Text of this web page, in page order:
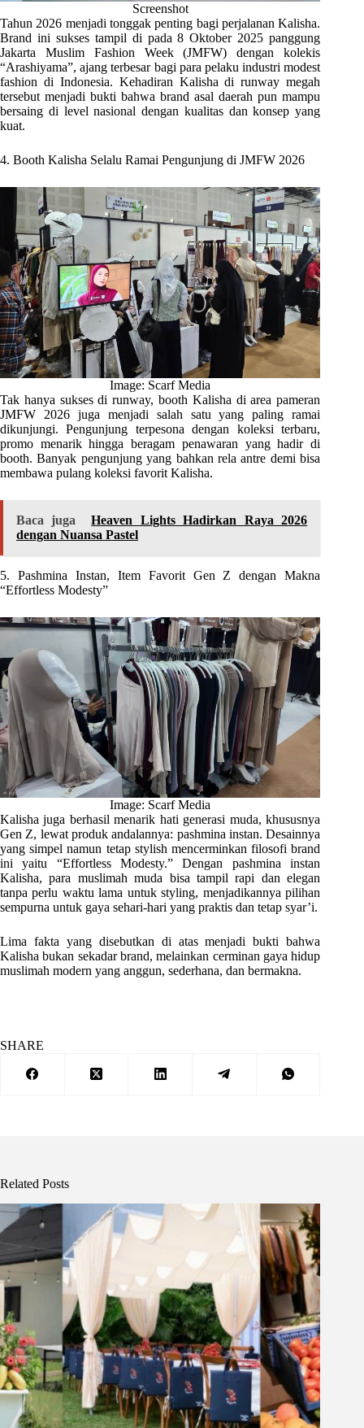
Screenshot
Tahun 2026 menjadi tonggak penting bagi perjalanan Kalisha.
Brand ini sukses tampil di pada 8 Oktober 2025 panggung
Jakarta Muslim Fashion Week (JMFW) dengan kolekis
“Arashiyama”, ajang terbesar bagi para pelaku industri modest
fashion di Indonesia. Kehadiran Kalisha di runway megah
tersebut menjadi bukti bahwa brand asal daerah pun mampu
bersaing di level nasional dengan kualitas dan konsep yang
kuat.
4. Booth Kalisha Selalu Ramai Pengunjung di JMFW 2026
Image: Scarf Media
Tak hanya sukses di runway, booth Kalisha di area pameran
JMFW 2026 juga menjadi salah satu yang paling ramai
dikunjungi. Pengunjung terpesona dengan koleksi terbaru,
promo menarik hingga beragam penawaran yang hadir di
booth. Banyak pengunjung yang bahkan rela antre demi bisa
membawa pulang koleksi favorit Kalisha.
Baca juga
Heaven Lights Hadirkan Raya 2026
dengan Nuansa Pastel
5. Pashmina Instan, Item Favorit Gen Z dengan Makna
“Effortless Modesty”
Image: Scarf Media
Kalisha juga berhasil menarik hati generasi muda, khususnya
Gen Z, lewat produk andalannya: pashmina instan. Desainnya
yang simpel namun tetap stylish mencerminkan filosofi brand
ini yaitu “Effortless Modesty.” Dengan pashmina instan
Kalisha, para muslimah muda bisa tampil rapi dan elegan
tanpa perlu waktu lama untuk styling, menjadikannya pilihan
sempurna untuk gaya sehari-hari yang praktis dan tetap syar’i.
Lima fakta yang disebutkan di atas menjadi bukti bahwa
Kalisha bukan sekadar brand, melainkan cerminan gaya hidup
muslimah modern yang anggun, sederhana, dan bermakna.
SHARE
Related Posts